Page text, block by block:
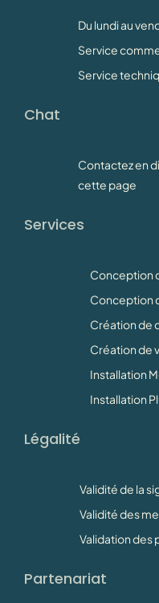
Du lundi au
Service
Service
Chat
Contactez en
cette page
Services
Conception
Conception
Création de
Création de
Installation
Installation
Légalité
Validité de la
Validité des
Validation des
Partenariat